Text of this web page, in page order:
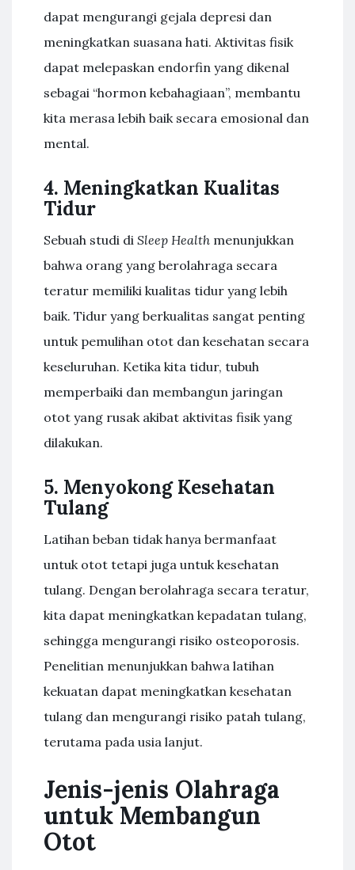
dapat mengurangi gejala depresi dan
meningkatkan suasana hati. Aktivitas fisik
dapat melepaskan endorfin yang dikenal
sebagai “hormon kebahagiaan”, membantu
kita merasa lebih baik secara emosional dan
mental.
4. Meningkatkan Kualitas
Tidur
Sebuah studi di Sleep Health menunjukkan
bahwa orang yang berolahraga secara
teratur memiliki kualitas tidur yang lebih
baik. Tidur yang berkualitas sangat penting
untuk pemulihan otot dan kesehatan secara
keseluruhan. Ketika kita tidur, tubuh
memperbaiki dan membangun jaringan
otot yang rusak akibat aktivitas fisik yang
dilakukan.
5. Menyokong Kesehatan
Tulang
Latihan beban tidak hanya bermanfaat
untuk otot tetapi juga untuk kesehatan
tulang. Dengan berolahraga secara teratur,
kita dapat meningkatkan kepadatan tulang,
sehingga mengurangi risiko osteoporosis.
Penelitian menunjukkan bahwa latihan
kekuatan dapat meningkatkan kesehatan
tulang dan mengurangi risiko patah tulang,
terutama pada usia lanjut.
Jenis-jenis Olahraga
untuk Membangun
Otot